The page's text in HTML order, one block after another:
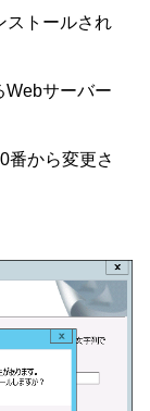
ストールされ
Webサーバー
番から変更さ